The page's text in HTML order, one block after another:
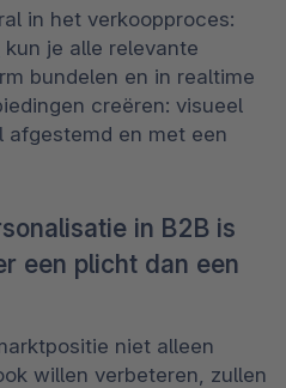
in het verkoopproces:
kun je alle relevante
bundelen en in realtime
creëren: visueel
afgestemd en met een
in B2B is
een plicht dan een
niet alleen
willen verbeteren, zullen